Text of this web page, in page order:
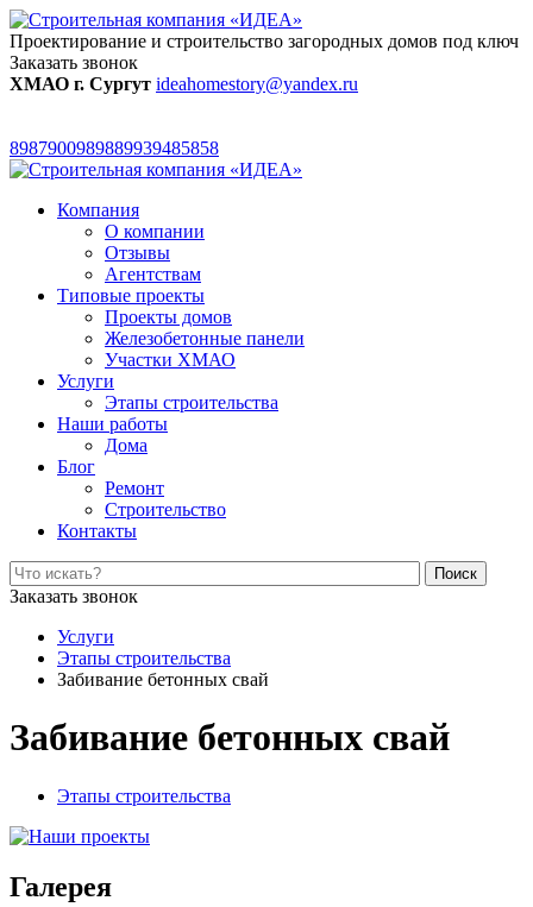
Проектирование и строительство загородных домов под ключ
Заказать звонок
ХМАО г. Сургут ideahomestory@yandex.ru
8987900989889939485858
Компания
О компании
Отзывы
Агентствам
Типовые проекты
Проекты домов
Железобетонные панели
Участки ХМАО
Услуги
Этапы строительства
Наши работы
Дома
Блог
Ремонт
Строительство
Контакты
Поиск
Заказать звонок
Услуги
Этапы строительства
Забивание бетонных свай
Забивание бетонных свай
Этапы строительства
Галерея